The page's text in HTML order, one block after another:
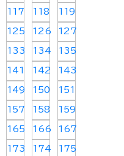
117 118 119
125 126 127
133 134 135
141 142 143
149 150 151
157 158 159
165 166 167
173 174 175